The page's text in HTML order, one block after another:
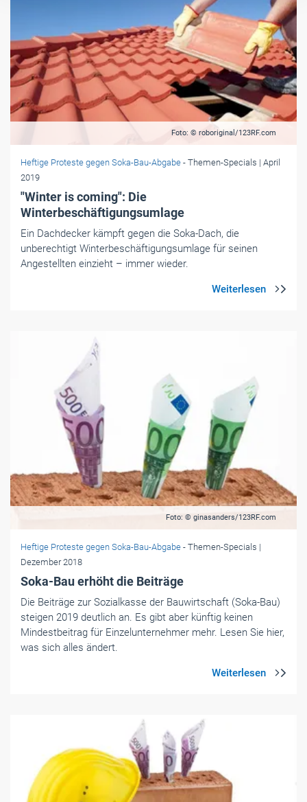
Foto: © roboriginal/123RF.com
Heftige Proteste gegen Soka-Bau-Abgabe - Themen-Specials | April
2019
"Winter is coming": Die
Winterbeschäftigungsumlage
Ein Dachdecker kämpft gegen die Soka-Dach, die
unberechtigt Winterbeschäftigungsumlage für seinen
Angestellten einzieht – immer wieder.
Foto: © ginasanders/123RF.com
Heftige Proteste gegen Soka-Bau-Abgabe - Themen-Specials |
Dezember 2018
Soka-Bau erhöht die Beiträge
Die Beiträge zur Sozialkasse der Bauwirtschaft (Soka-Bau)
steigen 2019 deutlich an. Es gibt aber künftig keinen
Mindestbeitrag für Einzelunternehmer mehr. Lesen Sie hier,
was sich alles ändert.